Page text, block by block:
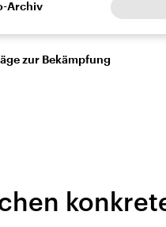
Europa
Faktenchecks
Archiv
zur Bekämpfung